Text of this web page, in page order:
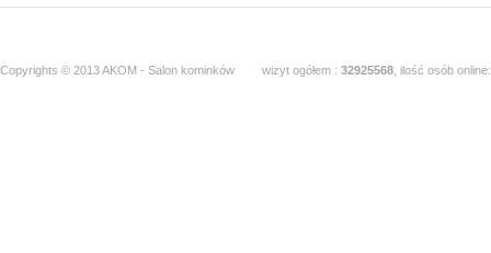
Copyrights © 2013 AKOM - Salon kominków wizyt ogółem : 32925568 , ilość osób